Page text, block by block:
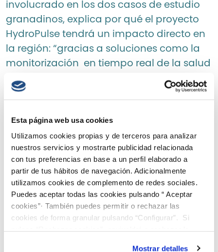
Esta página web usa cookies
Utilizamos cookies propias y de terceros para analizar
nuestros servicios y mostrarte publicidad relacionada
con tus preferencias en base a un perfil elaborado a
partir de tus hábitos de navegación. Adicionalmente
utilizamos cookies de complemento de redes sociales.
Puedes aceptar todas las cookies pulsando “ Aceptar
cookies”· También puedes permitir o rechazar las
cookies de forma granular pulsando “Configurar”. Si
pulsas “Rechazar cookies”, equivaldrá a rechazar la
Mostrar detalles
involucrado en los dos casos de estudio
granadinos, explica por qué el proyecto
HydroPulse tendrá un impacto directo en
la región: “gracias a soluciones como la
monitorización en tiempo real de la salud
de los ecosistemas y la dinámica de los
ríos o el uso de inteligencia artificial y
mejorar la gestión de los desembalses
para producción de energía
hidroeléctrica. De esta forma, el agua
podrá aprovecharse para mantener
caudales ecológicos, a la vez que se
impulsará la resiliencia hídrica del
territorio mediante actividades de
recarga gestionada de acuíferos”.